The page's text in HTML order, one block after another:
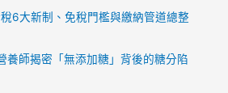
6大新制、免稅門檻與繳納管道總整
養師揭密「無添加糖」背後的糖分陷